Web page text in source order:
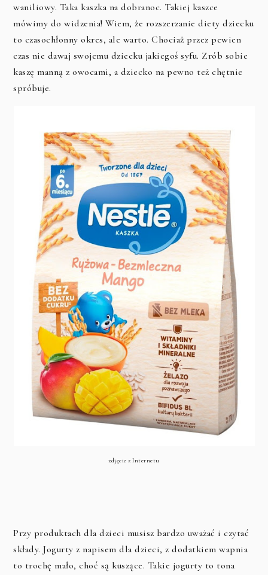
waniliowy. Taka kaszka na dobranoc. Takiej kaszce
mówimy do widzenia! Wiem, że rozszerzanie diety dziecku
to czasochłonny okres, ale warto. Chociaż przez pewien
czas nie dawaj swojemu dziecku jakiegoś syfu. Zrób sobie
kaszę manną z owocami, a dziecko na pewno też chętnie
spróbuje.
zdjęcie z Internetu
Przy produktach dla dzieci musisz bardzo uważać i czytać
składy. Jogurty z napisem dla dzieci, z dodatkiem wapnia
to trochę mało, choć są kuszące. Takie jogurty to tona